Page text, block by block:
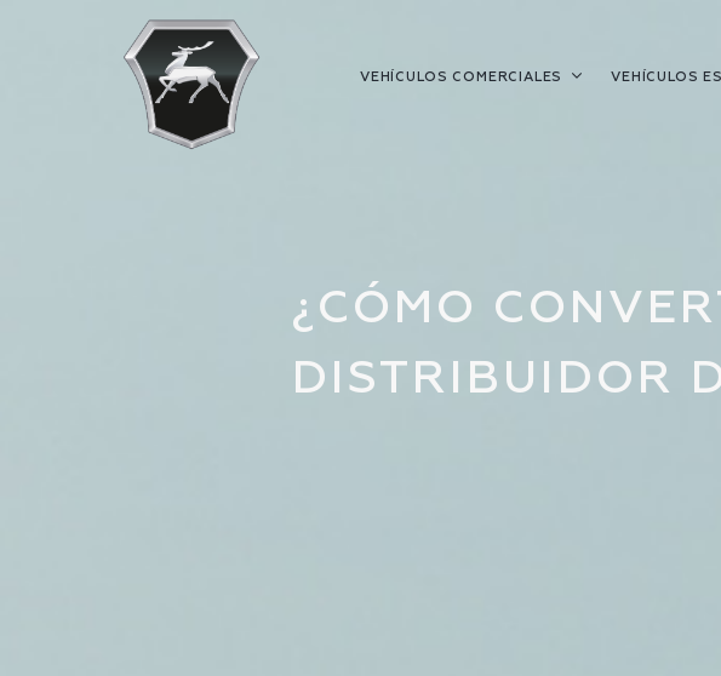
¿CÓMO
DISTRIBUIDOR
VEHÍCULOS COMERCIALES VEHÍCULOS